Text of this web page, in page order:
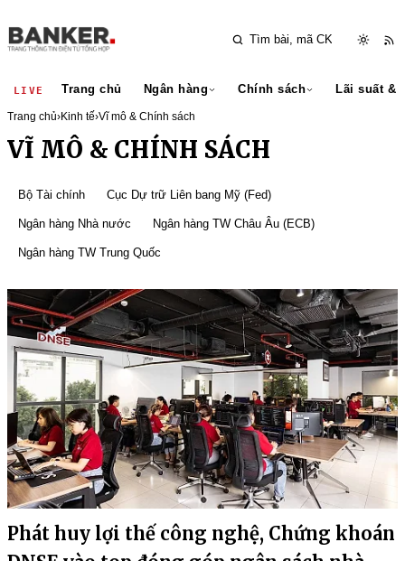
LIVE Trang chủ Ngân hàng Chính sách Lãi suất &
Trang chủ›Kinh tế›Vĩ mô & Chính sách
VĨ MÔ & CHÍNH SÁCH
Bộ Tài chính Cục Dự trữ Liên bang Mỹ (Fed)
Ngân hàng Nhà nước Ngân hàng TW Châu Âu (ECB)
Ngân hàng TW Trung Quốc
Phát huy lợi thế công nghệ, Chứng khoán